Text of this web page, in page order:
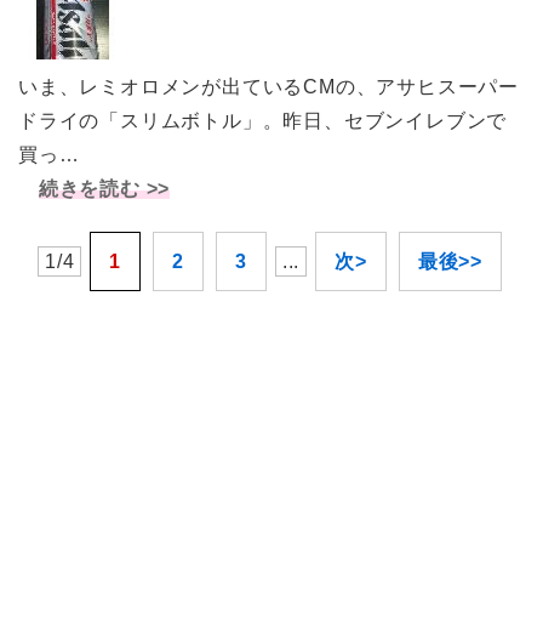
いま、レミオロメンが出ているCMの、アサヒスーパー
ドライの「スリムボトル」。昨日、セブンイレブンで
買っ…
続きを読む >>
1/4 1 2 3 ... 次> 最後>>